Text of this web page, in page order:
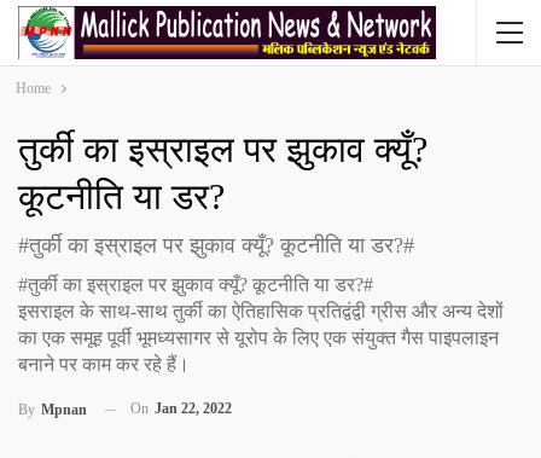
Home
तुर्की का इस्राइल पर झुकाव क्यूँ?
कूटनीति या डर?
#तुर्की का इस्राइल पर झुकाव क्यूँ? कूटनीति या डर?#
#तुर्की का इस्राइल पर झुकाव क्यूँ? कूटनीति या डर?#
इसराइल के साथ-साथ तुर्की का ऐतिहासिक प्रतिद्वंद्वी ग्रीस और अन्य देशों
का एक समूह पूर्वी भूमध्यसागर से यूरोप के लिए एक संयुक्त गैस पाइपलाइन
बनाने पर काम कर रहे हैं।
By Mpnan On Jan 22, 2022